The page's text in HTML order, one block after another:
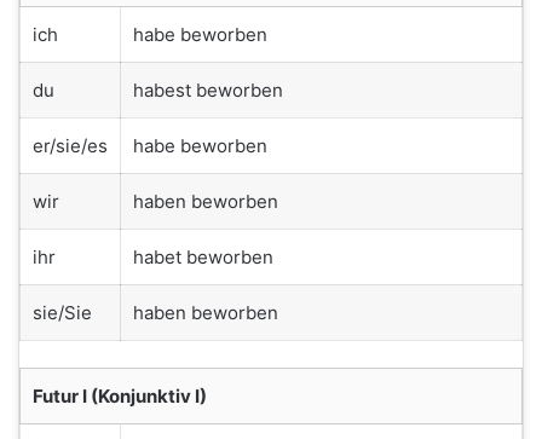
ich habe beworben
du habest beworben
er/sie/es habe beworben
wir haben beworben
ihr habet beworben
sie/Sie haben beworben
Futur I (Konjunktiv I)